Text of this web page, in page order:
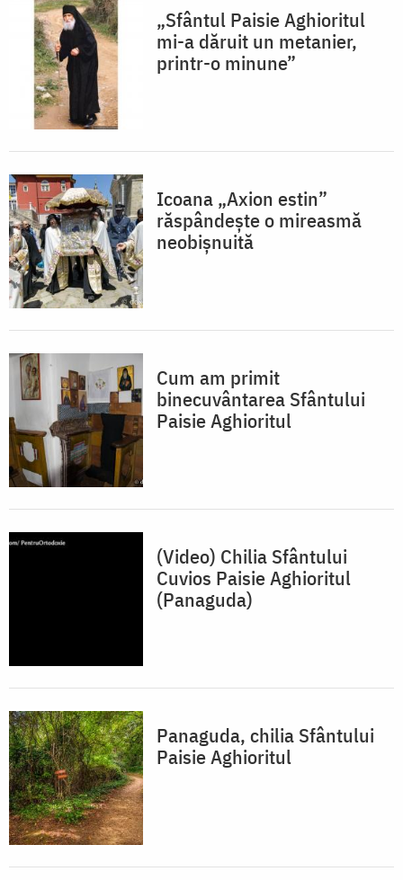
„Sfântul Paisie Aghioritul
mi-a dăruit un metanier,
printr-o minune”
Icoana „Axion estin”
răspândește o mireasmă
neobișnuită
Cum am primit
binecuvântarea Sfântului
Paisie Aghioritul
(Video) Chilia Sfântului
Cuvios Paisie Aghioritul
(Panaguda)
Panaguda, chilia Sfântului
Paisie Aghioritul